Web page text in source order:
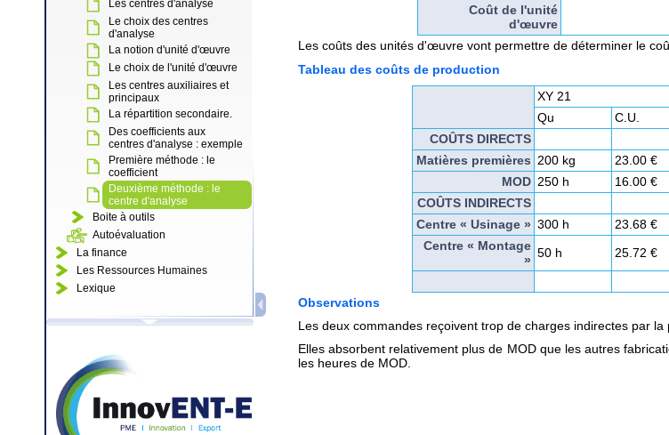
Les centres d'analyse
Le choix des centres
d'analyse
La notion d'unité d'œuvre
Le choix de l'unité d'œuvre
Les centres auxiliaires et
principaux
La répartition secondaire.
Des coefficients aux
centres d'analyse : exemple
Première méthode : le
coefficient
Deuxième méthode : le
centre d'analyse
Boite à outils
Autoévaluation
La finance
Les Ressources Humaines
Lexique
Coût de l'unité
d'œuvre
Les coûts des unités d'œuvre vont permettre de déterminer le
Tableau des coûts de production
XY 21
Qu
C.U.
COÛTS DIRECTS
Matières premières 200 kg 23.00 €
MOD 250 h 16.00 €
COÛTS INDIRECTS
Centre « Usinage » 300 h 23.68 €
Centre « Montage
» 50 h 25.72 €
Observations
Les deux commandes reçoivent trop de charges indirectes par la
Elles absorbent relativement plus de MOD que les autres
les heures de MOD.